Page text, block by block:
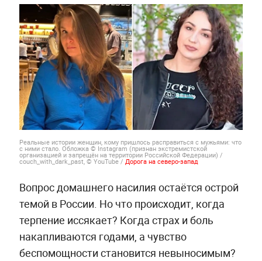
Реальные истории женщин, кому пришлось расправиться с мужьями: что
с ними стало. Обложка © Instagram (признан экстремистской
организацией и запрещён на территории Российской Федерации) /
couch_with_dark_past, © YouTube / Дорога на северо-запад
Вопрос домашнего насилия остаётся острой
темой в России. Но что происходит, когда
терпение иссякает? Когда страх и боль
накапливаются годами, а чувство
беспомощности становится невыносимым?